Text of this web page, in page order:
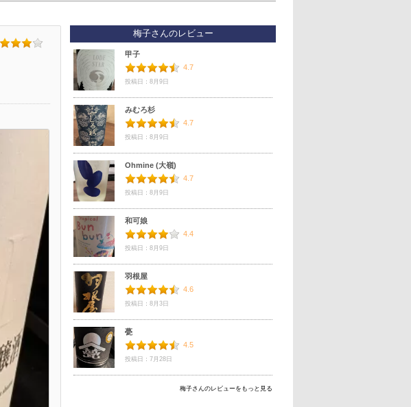
梅子さんのレビュー
甲子
4.7
投稿日：8月9日
みむろ杉
4.7
投稿日：8月9日
Ohmine (大嶺)
4.7
投稿日：8月9日
和可娘
4.4
投稿日：8月9日
羽根屋
4.6
投稿日：8月3日
甍
4.5
投稿日：7月28日
梅子さんのレビューをもっと見る